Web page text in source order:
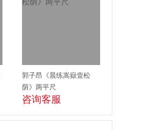
郭子昂《晨练嵩嶽壹松
荫》两平尺
咨询客服